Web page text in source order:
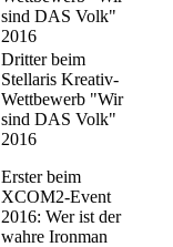
sind DAS Volk"
2016
Dritter beim
Stellaris Kreativ-
Wettbewerb "Wir
sind DAS Volk"
2016
Erster beim
XCOM2-Event
2016: Wer ist der
wahre Ironman